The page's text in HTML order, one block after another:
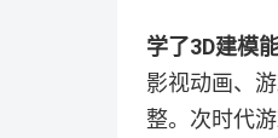
学了3D建模
影视动画、
整。次时代